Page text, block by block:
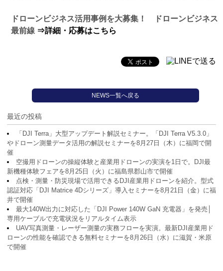
ドローンビジネス活用事例を大募集！ ドローンビジネス
最前線 ⇒詳細・応募はこちら
NEWS一覧へ戻る
最近の投稿
「DJI Terra」大型アップデート解説セミナー。「DJI Terra V5.3.0」
やドローン測量データ活用の解説セミナーを8月27日（木）に福岡で開
催
空撮用ドローンの操縦体験と産業用ドローンの実演を1日で。DJI最
新機種体験フェアを8月25日（火）に福島県郡山市で開催
点検・測量・防災現場で活用できるDJI産業用ドローンを紹介。型式
認証対応「DJI Matrice 4Dシリーズ」導入セミナーを8月21日（金）に福
井で開催
最大140W出力に対応した「DJI Power 140W GaN 充電器」を発売│
専用ケーブルで充電状況をリアルタイム表示
UAV写真測量・レーザー測量の実務フローを実演。最新DJI産業用ド
ローンの性能を確認できる無料セミナーを8月26日（水）に滋賀・米原
で開催